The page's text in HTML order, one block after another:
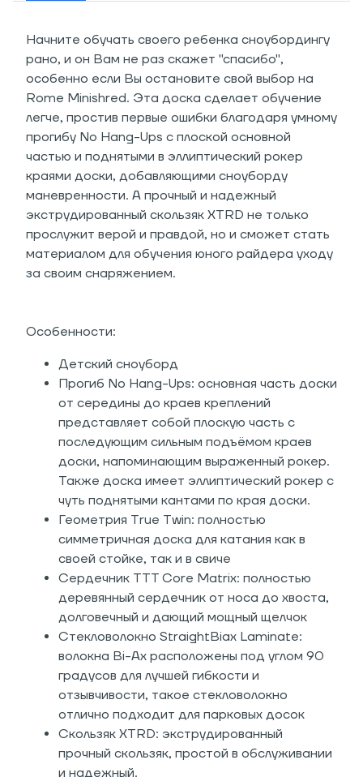
Начните обучать своего ребенка сноубордингу
рано, и он Вам не раз скажет "спасибо",
особенно если Вы остановите свой выбор на
Rome Minishred. Эта доска сделает обучение
легче, простив первые ошибки благодаря умному
прогибу No Hang-Ups с плоской основной
частью и поднятыми в эллиптический рокер
краями доски, добавляющими сноуборду
маневренности. А прочный и надежный
экструдированный скользяк XTRD не только
прослужит верой и правдой, но и сможет стать
материалом для обучения юного райдера уходу
за своим снаряжением.
Особенности:
Детский сноуборд
Прогиб No Hang-Ups: основная часть доски
от середины до краев креплений
представляет собой плоскую часть с
последующим сильным подъёмом краев
доски, напоминающим выраженный рокер.
Также доска имеет эллиптический рокер с
чуть поднятыми кантами по края доски.
Геометрия True Twin: полностью
симметричная доска для катания как в
своей стойке, так и в свиче
Сердечник TTT Core Matrix: полностью
деревянный сердечник от носа до хвоста,
долговечный и дающий мощный щелчок
Стекловолокно StraightBiax Laminate:
волокна Bi-Ax расположены под углом 90
градусов для лучшей гибкости и
отзывчивости, такое стекловолокно
отлично подходит для парковых досок
Скользяк XTRD: экструдированный
прочный скользяк, простой в обслуживании
и надежный.